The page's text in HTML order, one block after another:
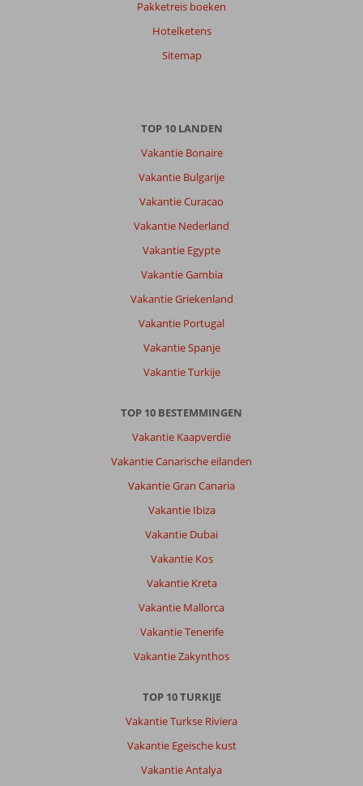
Pakketreis boeken
Hotelketens
Sitemap
TOP 10 LANDEN
Vakantie Bonaire
Vakantie Bulgarije
Vakantie Curacao
Vakantie Nederland
Vakantie Egypte
Vakantie Gambia
Vakantie Griekenland
Vakantie Portugal
Vakantie Spanje
Vakantie Turkije
TOP 10 BESTEMMINGEN
Vakantie Kaapverdië
Vakantie Canarische eilanden
Vakantie Gran Canaria
Vakantie Ibiza
Vakantie Dubai
Vakantie Kos
Vakantie Kreta
Vakantie Mallorca
Vakantie Tenerife
Vakantie Zakynthos
TOP 10 TURKIJE
Vakantie Turkse Riviera
Vakantie Egeische kust
Vakantie Antalya